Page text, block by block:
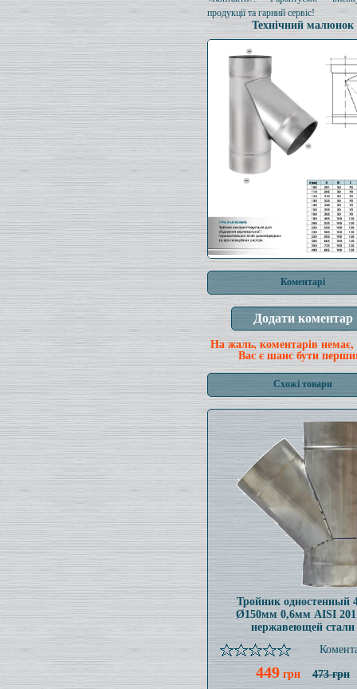
продукції та гарний сервіс!
Технічний малюнок
Коментарі
На жаль, коментарів немає,
Вас є шанс бути
Схожі товари
Тройник одностенный
Ø150мм 0,6мм AISI 201
нержавеющей стали
449 грн 473 грн